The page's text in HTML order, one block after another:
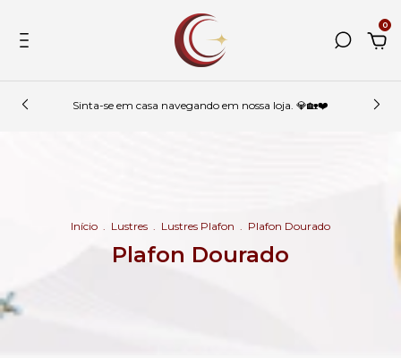
0
Sinta-se em casa navegando em nossa loja. 💎🏡❤️
Início . Lustres . Lustres Plafon . Plafon Dourado
Plafon Dourado